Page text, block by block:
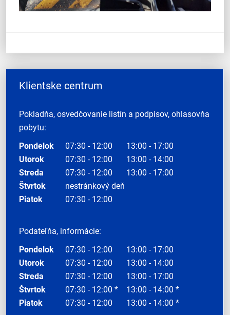
Klientske centrum
Pokladňa, osvedčovanie listín a podpisov, ohlasovňa
pobytu:
Pondelok
07:30 - 12:00
13:00 - 17:00
Utorok
07:30 - 12:00
13:00 - 14:00
Streda
07:30 - 12:00
13:00 - 17:00
Štvrtok
nestránkový deň
Piatok
07:30 - 12:00
Podateľňa, informácie:
Pondelok
07:30 - 12:00
13:00 - 17:00
Utorok
07:30 - 12:00
13:00 - 14:00
Streda
07:30 - 12:00
13:00 - 17:00
Štvrtok
07:30 - 12:00 *
13:00 - 14:00 *
Piatok
07:30 - 12:00
13:00 - 14:00 *